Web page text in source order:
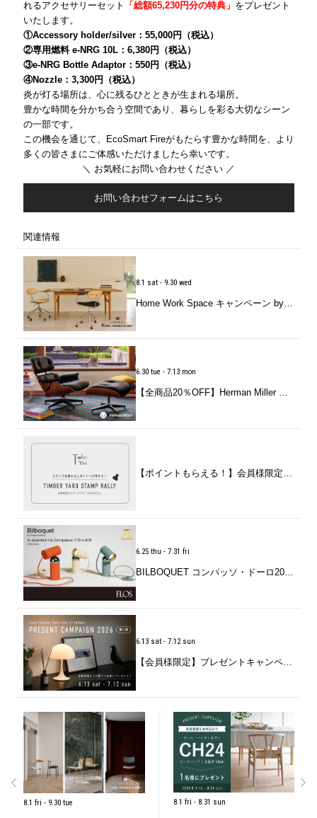
れるアクセサリーセット 「総額65,230円分の特典」 をプレゼント
いたします。
①Accessory holder/silver：55,000円（税込）
②専用燃料 e-NRG 10L：6,380円（税込）
③e-NRG Bottle Adaptor：550円（税込）
④Nozzle：3,300円（税込）
炎が灯る場所は、心に残るひとときが生まれる場所。
豊かな時間を分かち合う空間であり、暮らしを彩る大切なシーン
の一部です。
この機会を通じて、EcoSmart Fireがもたらす豊かな時間を、より
多くの皆さまにご体感いただけましたら幸いです。
＼ お気軽にお問い合わせください ／
お問い合わせフォームはこちら
関連情報
8.1 sat - 9.30 wed
6.30 tue - 7.13 mon
【全商品20％OFF】Herman Miller Sale by Herman Miller（ハーマンミラー）
6.25 thu - 7.31 fri
BILBOQUET コンパッソ・ドーロ2026受賞記念キャンペーン
6.13 sat - 7.12 sun
【会員様限定】プレゼントキャンペーン2026 第二弾
8.1 fri - 9.30 tue 8.1 fri - 8.31 sun